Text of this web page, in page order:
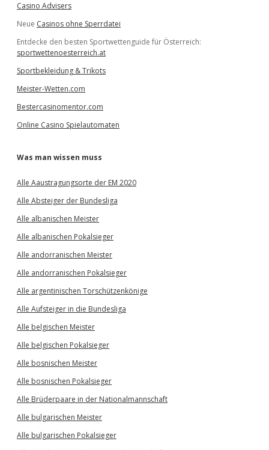
Casino Advisers
Neue Casinos ohne Sperrdatei
Entdecke den besten Sportwettenguide für Österreich:
sportwettenoesterreich.at
Sportbekleidung & Trikots
Meister-Wetten.com
Bestercasinomentor.com
Online Casino Spielautomaten
Was man wissen muss
Alle Aaustragungsorte der EM 2020
Alle Absteiger der Bundesliga
Alle albanischen Meister
Alle albanischen Pokalsieger
Alle andorranischen Meister
Alle andorranischen Pokalsieger
Alle argentinischen Torschützenkönige
Alle Aufsteiger in die Bundesliga
Alle belgischen Meister
Alle belgischen Pokalsieger
Alle bosnischen Meister
Alle bosnischen Pokalsieger
Alle Brüderpaare in der Nationalmannschaft
Alle bulgarischen Meister
Alle bulgarischen Pokalsieger